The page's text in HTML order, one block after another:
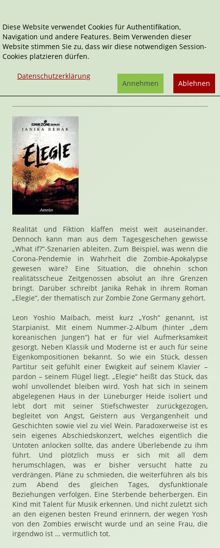
Home Belletristik Elegie
Zombie Zone Germany
Elegie vonJanika Rehak
Realität und Fiktion klaffen meist weit auseinander.
Dennoch kann man aus dem Tagesgeschehen gewisse
„What if?“-Szenarien ableiten. Zum Beispiel, was wenn die
Corona-Pendemie in Wahrheit die Zombie-Apokalypse
gewesen wäre? Eine Situation, die ohnehin schon
realitätsscheue Zeitgenossen absolut an ihre Grenzen
bringt. Darüber schreibt Janika Rehak in ihrem Roman
„Elegie“, der thematisch zur Zombie Zone Germany gehört.
Leon Yoshio Maibach, meist kurz „Yosh“ genannt, ist
Starpianist. Mit einem Nummer-2-Album (hinter „dem
koreanischen Jungen“) hat er für viel Aufmerksamkeit
gesorgt. Neben Klassik und Moderne ist er auch für seine
Eigenkompositionen bekannt. So wie ein Stück, dessen
Partitur seit gefühlt einer Ewigkeit auf seinem Klavier –
pardon – seinem Flügel liegt. „Elegie“ heißt das Stück, das
wohl unvollendet bleiben wird. Yosh hat sich in seinem
abgelegenen Haus in der Lüneburger Heide isoliert und
lebt dort mit seiner Stiefschwester zurückgezogen,
begleitet von Angst, Geistern aus Vergangenheit und
Geschichten sowie viel zu viel Wein. Paradoxerweise ist es
sein eigenes Abschiedskonzert, welches eigentlich die
Untoten anlocken sollte, das andere Überlebende zu ihm
führt. Und plötzlich muss er sich mit all dem
herumschlagen, was er bisher versucht hatte zu
verdrängen. Pläne zu schmieden, die weiterführen als bis
zum Abend des gleichen Tages, dysfunktionale
Beziehungen verfolgen. Eine Sterbende beherbergen. Ein
Kind mit Talent für Musik erkennen. Und nicht zuletzt sich
an den eigenen besten Freund erinnern, der wegen Yosh
von den Zombies erwischt wurde und an seine Frau, die
irgendwo ist … vermutlich tot.
Diese Website verwendet Cookies für Authentifikation,
Navigation und andere Features. Beim Verwenden dieser
Website stimmen Sie zu, dass wir diese notwendigen Session-
Cookies platzieren dürfen.
Datenschutzerklärung
Ablehnen
Annehmen